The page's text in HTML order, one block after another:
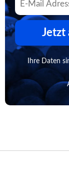
Jetzt
Ihre Daten